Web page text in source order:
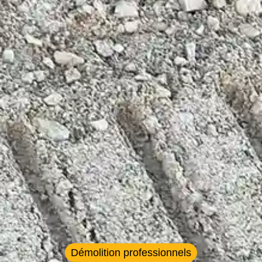
Démolition professionnels